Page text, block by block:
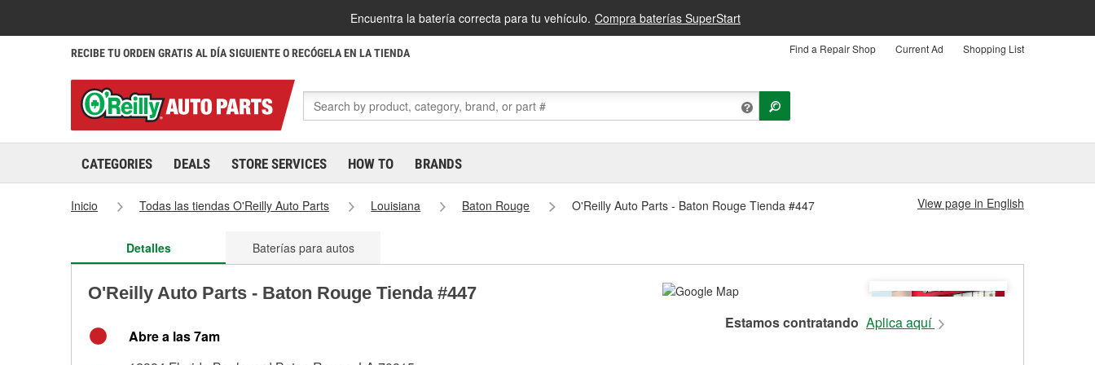
Encuentra la batería correcta para tu vehículo. Compra baterías SuperStart
RECIBE TU ORDEN GRATIS AL DÍA SIGUIENTE O RECÓGELA EN LA TIENDA Find a Repair Shop Current Ad Shopping List
CATEGORIES DEALS STORE SERVICES HOW TO BRANDS
Inicio Todas las tiendas O'Reilly Auto Parts Louisiana Baton Rouge O'Reilly Auto Parts - Baton Rouge Tienda #447 View page in English
Detalles Baterías para autos
O'Reilly Auto Parts - Baton Rouge Tienda #447
Abre a las 7am
Estamos contratando Aplica aquí